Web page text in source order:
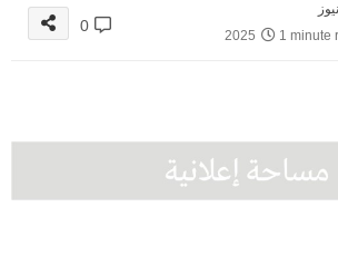
1 minute
0